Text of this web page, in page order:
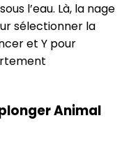
l’eau. Là, la nage
sélectionner la
et Y pour
Animal